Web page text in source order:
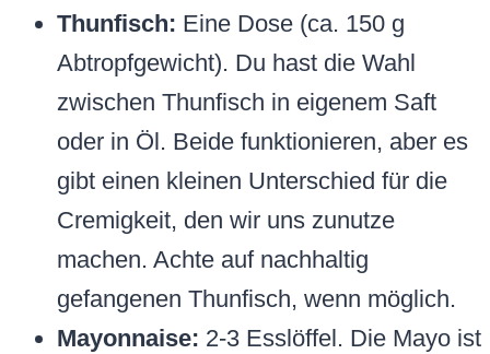
Thunfisch: Eine Dose (ca. 150 g
Abtropfgewicht). Du hast die Wahl
zwischen Thunfisch in eigenem Saft
oder in Öl. Beide funktionieren, aber es
gibt einen kleinen Unterschied für die
Cremigkeit, den wir uns zunutze
machen. Achte auf nachhaltig
gefangenen Thunfisch, wenn möglich.
Mayonnaise: 2-3 Esslöffel. Die Mayo ist